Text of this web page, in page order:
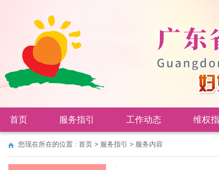
首页 服务指引 工作动态 维权
您现在所在的位置 : 首页 > 服务指引 > 服务内容